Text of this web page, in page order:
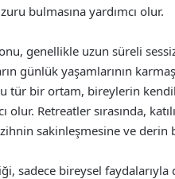
bulmasına yardımcı olur.
genellikle uzun süreli
günlük yaşamlarının
tür bir ortam, bireylerin
olur. Retreatler sırasında,
sakinleşmesine ve derin
sadece bireysel